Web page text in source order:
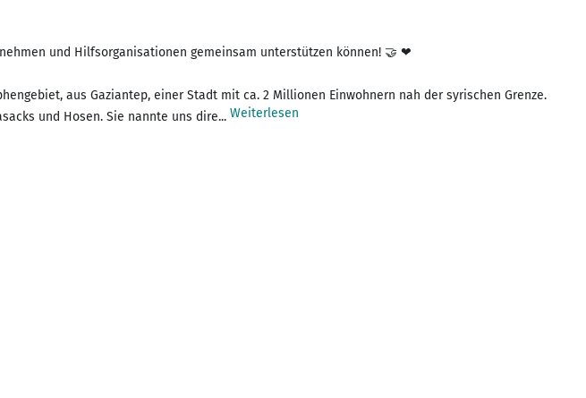
und Hilfsorganisationen gemeinsam unterstützen können! 🤝 ❤
aus Gaziantep, einer Stadt mit ca. 2 Millionen Einwohnern nah der syrischen Grenze.
und Hosen. Sie nannte uns dire... Weiterlesen